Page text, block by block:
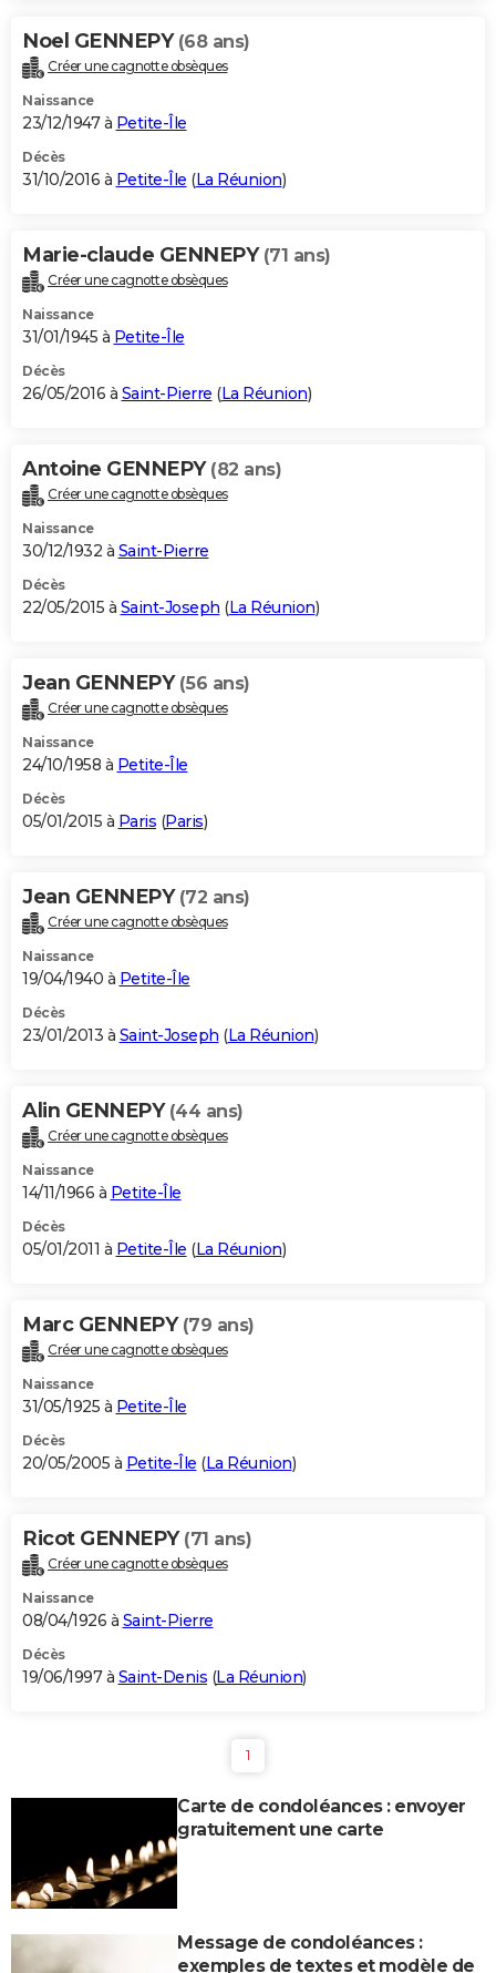
Noel GENNEPY (68 ans)
Créer une cagnotte obsèques
Naissance
23/12/1947 à Petite-Île
Décès
31/10/2016 à Petite-Île (La Réunion)
Marie-claude GENNEPY (71 ans)
Créer une cagnotte obsèques
Naissance
31/01/1945 à Petite-Île
Décès
26/05/2016 à Saint-Pierre (La Réunion)
Antoine GENNEPY (82 ans)
Créer une cagnotte obsèques
Naissance
30/12/1932 à Saint-Pierre
Décès
22/05/2015 à Saint-Joseph (La Réunion)
Jean GENNEPY (56 ans)
Créer une cagnotte obsèques
Naissance
24/10/1958 à Petite-Île
Décès
05/01/2015 à Paris (Paris)
Jean GENNEPY (72 ans)
Créer une cagnotte obsèques
Naissance
19/04/1940 à Petite-Île
Décès
23/01/2013 à Saint-Joseph (La Réunion)
Alin GENNEPY (44 ans)
Créer une cagnotte obsèques
Naissance
14/11/1966 à Petite-Île
Décès
05/01/2011 à Petite-Île (La Réunion)
Marc GENNEPY (79 ans)
Créer une cagnotte obsèques
Naissance
31/05/1925 à Petite-Île
Décès
20/05/2005 à Petite-Île (La Réunion)
Ricot GENNEPY (71 ans)
Créer une cagnotte obsèques
Naissance
08/04/1926 à Saint-Pierre
Décès
19/06/1997 à Saint-Denis (La Réunion)
1
Carte de condoléances : envoyer
gratuitement une carte
Message de condoléances :
exemples de textes et modèle de